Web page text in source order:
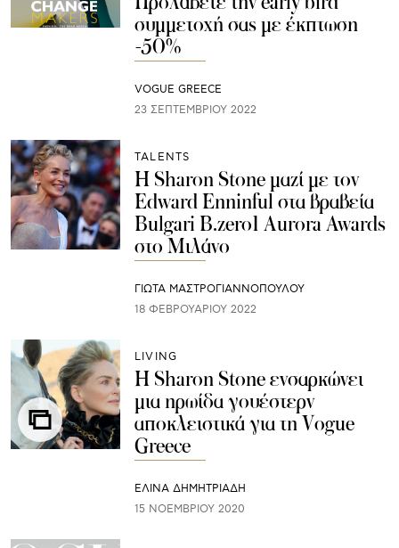
συμμετοχή σας με έκπτωση
-50%
VOGUE GREECE
23 ΣΕΠΤΕΜΒΡΊΟΥ 2022
TALENTS
H Sharon Stone μαζί με τον
Edward Enninful στα βραβεία
Bulgari B.zero1 Aurora Awards
στο Μιλάνο
ΓΙΩΤΑ ΜΑΣΤΡΟΓΙΑΝΝΟΠΟΥΛΟΥ
18 ΦΕΒΡΟΥΑΡΊΟΥ 2022
LIVING
Η Sharon Stone ενσαρκώνει
μια ηρωίδα γουέστερν
αποκλειστικά για τη Vogue
Greece
ΕΛΙΝΑ ΔΗΜΗΤΡΙΑΔΗ
15 ΝΟΕΜΒΡΊΟΥ 2020